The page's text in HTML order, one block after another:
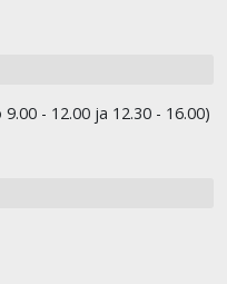
- 12.00 ja 12.30 - 16.00)